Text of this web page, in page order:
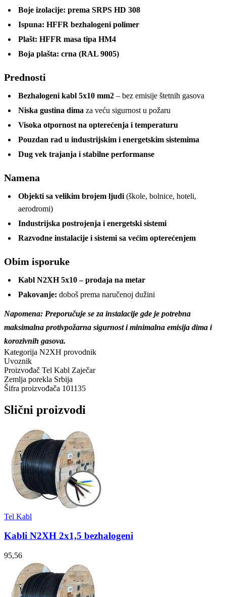
Boje izolacije: prema SRPS HD 308
Ispuna: HFFR bezhalogeni polimer
Plašt: HFFR masa tipa HM4
Boja plašta: crna (RAL 9005)
Prednosti
Bezhalogeni kabl 5x10 mm2 – bez emisije štetnih gasova
Niska gustina dima za veću sigurnost u požaru
Visoka otpornost na opterećenja i temperaturu
Pouzdan rad u industrijskim i energetskim sistemima
Dug vek trajanja i stabilne performanse
Namena
Objekti sa velikim brojem ljudi (škole, bolnice, hoteli,
aerodromi)
Industrijska postrojenja i energetski sistemi
Razvodne instalacije i sistemi sa većim opterećenjem
Obim isporuke
Kabl N2XH 5x10 – prodaja na metar
Pakovanje: doboš prema naručenoj dužini
Napomena: Preporučuje se za instalacije gde je potrebna
maksimalna protivpožarna sigurnost i minimalna emisija dima i
korozivnih gasova.
Kategorija N2XH provodnik
Uvoznik
Proizvođač Tel Kabl Zaječar
Zemlja porekla Srbija
Šifra proizvođača 101135
Slični proizvodi
Tel Kabl
Kabli N2XH 2x1,5 bezhalogeni
95,56